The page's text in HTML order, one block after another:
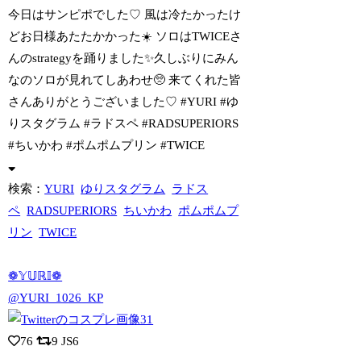
今日はサンピポでした♡ 風は冷たかったけ
どお日様あたたかかった☀️ ソロはTWICEさ
んのstrategyを踊りました✨久しぶりにみん
なのソロが見れてしあわせ🥺 来てくれた皆
さんありがとうございました♡ #YURI #ゆ
りスタグラム #ラドスペ #RADSUPERIORS
#ちいかわ #ポムポムプリン #TWICE
検索：YURI ゆりスタグラム
ラドス
ペ RADSUPERIORS ちいかわ
ポムポムプ
リン TWICE
❁𝕐𝕌ℝ𝕀❁
@YURI_1026_KP
76 9 JS6